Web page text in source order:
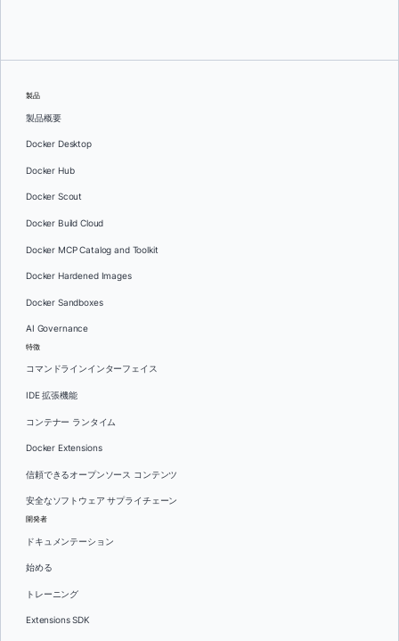
製品
製品概要
Docker Desktop
Docker Hub
Docker Scout
Docker Build Cloud
Docker MCP Catalog and Toolkit
Docker Hardened Images
Docker Sandboxes
AI Governance
特徴
コマンドラインインターフェイス
IDE 拡張機能
コンテナー ランタイム
Docker Extensions
信頼できるオープンソース コンテンツ
安全なソフトウェア サプライチェーン
開発者
ドキュメンテーション
始める
トレーニング
Extensions SDK